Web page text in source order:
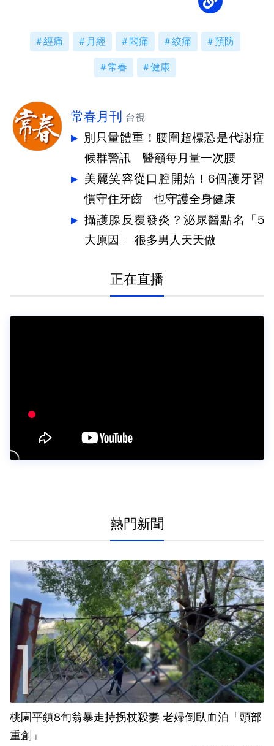
經痛 月經 悶痛 絞痛 預防
常春 健康
常春月刊 台視
別只量體重！腰圍超標恐是代謝症
候群警訊 醫籲每月量一次腰
美麗笑容從口腔開始！6個護牙習
慣守住牙齒 也守護全身健康
攝護腺反覆發炎？泌尿醫點名「5
大原因」 很多男人天天做
正在直播
熱門新聞
桃園平鎮8旬翁暴走持拐杖殺妻 老婦倒臥血泊「頭部
重創」